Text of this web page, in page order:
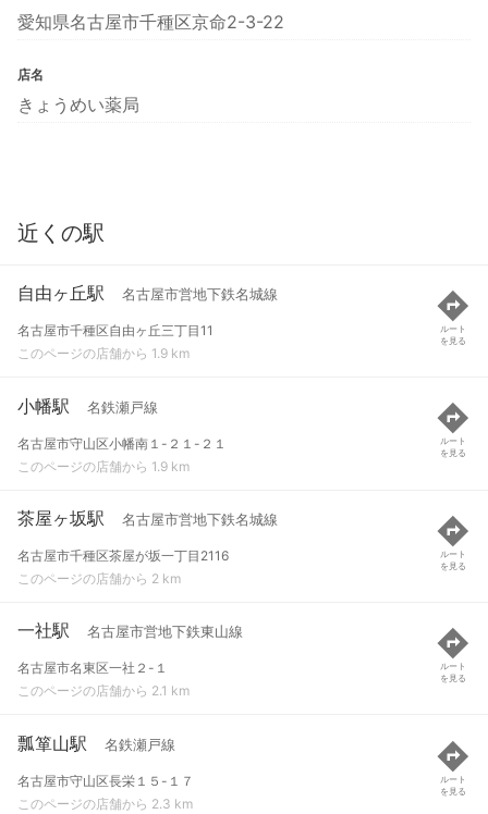
愛知県名古屋市千種区京命2-3-22
店名
きょうめい薬局
近くの駅
自由ヶ丘駅 名古屋市営地下鉄名城線
名古屋市千種区自由ヶ丘三丁目11
このページの店舗から 1.9 km
ルート
を見る
小幡駅 名鉄瀬戸線
名古屋市守山区小幡南１-２１-２１
このページの店舗から 1.9 km
ルート
を見る
茶屋ヶ坂駅 名古屋市営地下鉄名城線
名古屋市千種区茶屋が坂一丁目2116
このページの店舗から 2 km
ルート
を見る
一社駅 名古屋市営地下鉄東山線
名古屋市名東区一社２-１
このページの店舗から 2.1 km
ルート
を見る
瓢箪山駅 名鉄瀬戸線
名古屋市守山区長栄１５-１７
このページの店舗から 2.3 km
ルート
を見る